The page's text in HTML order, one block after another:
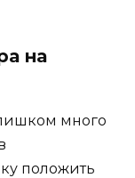
на
много
положить